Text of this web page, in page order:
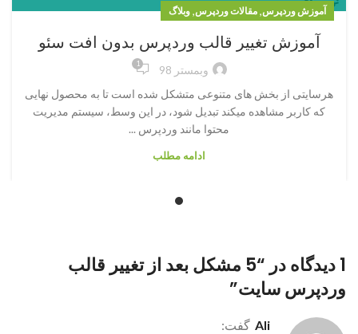
آموزش وردپرس, مقالات وردپرس, وبلاگ
آموزش تغییر قالب وردپرس بدون افت سئو
وبمستر 98 1
هرسایتی از بخش های متنوعی متشکل شده است تا به محصول نهایی
که کاربر مشاهده میکند تبدیل شود، در این وسط، سیستم مدیریت
محتوا مانند وردپرس ...
ادامه مطلب
1 دیدگاه در “
5 مشکل بعد از تغییر قالب
وردپرس سایت”
ali گفت: